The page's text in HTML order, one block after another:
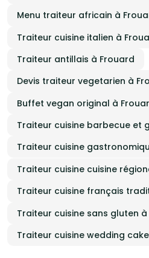
Menu traiteur africain à
Traiteur cuisine italien à
Traiteur antillais à Frouard
Devis traiteur vegetarien à
Buffet vegan original à
Traiteur cuisine barbecue et
Traiteur cuisine
Traiteur cuisine cuisine
Traiteur cuisine français
Traiteur cuisine sans gluten
Traiteur cuisine wedding